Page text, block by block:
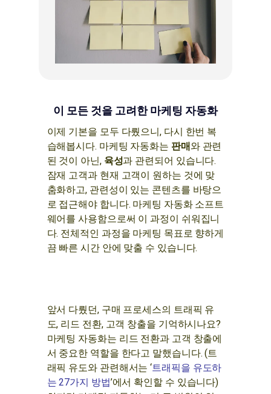
이 모든 것을 고려한 마케팅 자동화
이제 기본을 모두 다뤘으니, 다시 한번 복
습해봅시다. 마케팅 자동화는 판매와 관련
된 것이 아닌, 육성과 관련되어 있습니다.
잠재 고객과 현재 고객이 원하는 것에 맞
춤화하고, 관련성이 있는 콘텐츠를 바탕으
로 접근해야 합니다. 마케팅 자동화 소프트
웨어를 사용함으로써 이 과정이 쉬워집니
다. 전체적인 과정을 마케팅 목표로 향하게
끔 빠른 시간 안에 맞출 수 있습니다.
앞서 다뤘던, 구매 프로세스의 트래픽 유
도, 리드 전환, 고객 창출을 기억하시나요?
마케팅 자동화는 리드 전환과 고객 창출에
서 중요한 역할을 한다고 말했습니다. (트
래픽 유도와 관련해서는 ‘트래픽을 유도하
는 27가지 방법’에서 확인할 수 있습니다)